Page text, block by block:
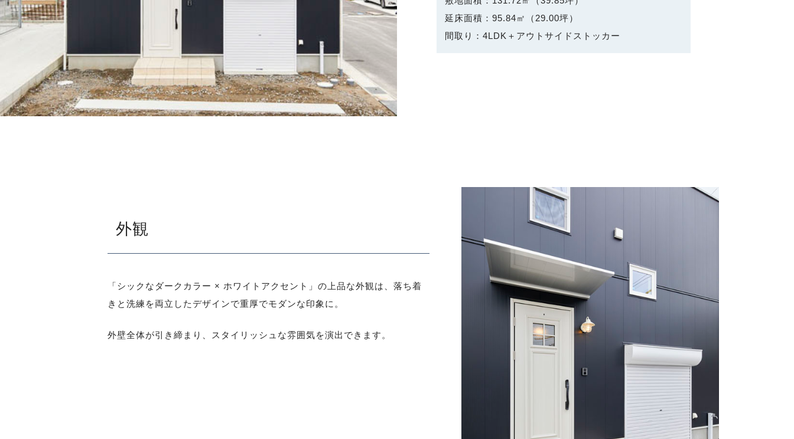
延床面積：95.84㎡（29.00坪）
間取り：4LDK＋アウトサイドストッカー
外観
「シックなダークカラー × ホワイトアクセント」の上品な外観は、落ち着
きと洗練を両立したデザインで重厚でモダンな印象に。
外壁全体が引き締まり、スタイリッシュな雰囲気を演出できます。